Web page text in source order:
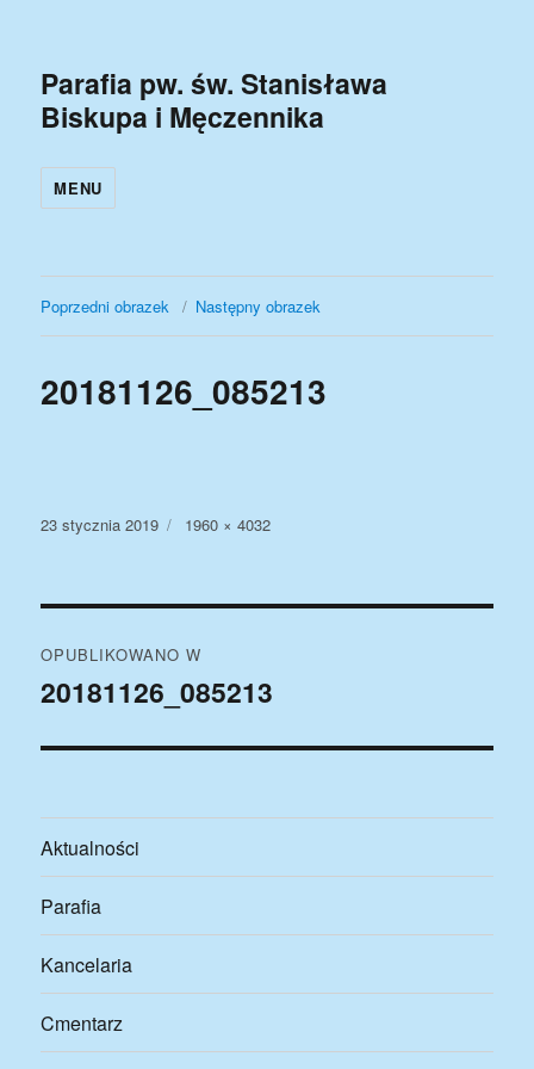
Parafia pw. św. Stanisława
Biskupa i Męczennika
MENU
Poprzedni obrazek Następny obrazek
20181126_085213
Data
23 stycznia 2019
Pełny
1960 × 4032
wpisu
OPUBLIKOWANO W
20181126_085213
Aktualności
Parafia
Kancelaria
Cmentarz